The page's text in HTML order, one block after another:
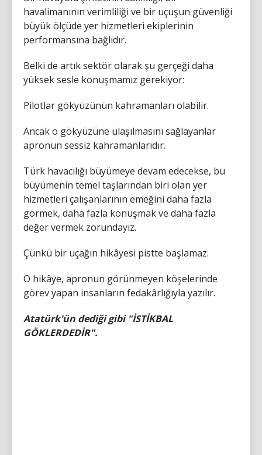
havalimanının verimliliği ve bir uçuşun güvenliği
büyük ölçüde yer hizmetleri ekiplerinin
performansına bağlıdır.
Belki de artık sektör olarak şu gerçeği daha
yüksek sesle konuşmamız gerekiyor:
Pilotlar gökyüzünün kahramanları olabilir.
Ancak o gökyüzüne ulaşılmasını sağlayanlar
apronun sessiz kahramanlarıdır.
Türk havacılığı büyümeye devam edecekse, bu
büyümenin temel taşlarından biri olan yer
hizmetleri çalışanlarının emeğini daha fazla
görmek, daha fazla konuşmak ve daha fazla
değer vermek zorundayız.
Çünkü bir uçağın hikâyesi pistte başlamaz.
O hikâye, apronun görünmeyen köşelerinde
görev yapan insanların fedakârlığıyla yazılır.
Atatürk'ün dediği gibi "İSTİKBAL
GÖKLERDEDİR".